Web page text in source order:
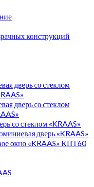
конструкций
дверь со стеклом
дверь со стеклом
со стеклом «KRAAS»
дверь «KRAAS»
окно «KRAAS» КПТ60